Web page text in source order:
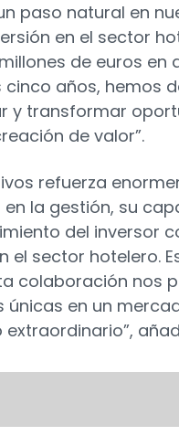
paso natural en
en el sector
de euros en
años, hemos
y transformar
de valor”.
refuerza
la gestión, su
del inversor
el sector hotelero.
colaboración nos
en un